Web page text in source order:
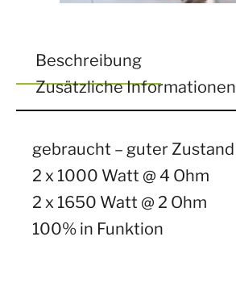
Beschreibung
Zusätzliche Informationen
gebraucht – guter Zustand
2 x 1000 Watt @ 4 Ohm
2 x 1650 Watt @ 2 Ohm
100% in Funktion